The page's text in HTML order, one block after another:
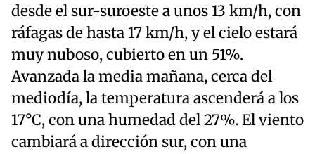
desde el sur-suroeste a unos 13 km/h, con
ráfagas de hasta 17 km/h, y el cielo estará
muy nuboso, cubierto en un 51%.
Avanzada la media mañana, cerca del
mediodía, la temperatura ascenderá a los
17°C, con una humedad del 27%. El viento
cambiará a dirección sur, con una